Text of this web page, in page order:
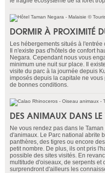
DORMIR À PROXIMITÉ
Les hébergements situés à
Il n'existe pas d'hôtels de confort
Negara. Cependant nous vous
minimum une nuit sur place. Il
visite du parc à la journée depuis
imposés depuis la capitale ne
de bonnes conditions.
DES ANIMAUX DANS
Ne vous rendez pas dans le
d'animaux. Le Parc national abrite
panthères, des tigres ou encore
petit nombre. De plus, ils ont pris
possible des sites visités. En
multitude d'oiseaux, de serpents et
surprendront d'ailleurs les